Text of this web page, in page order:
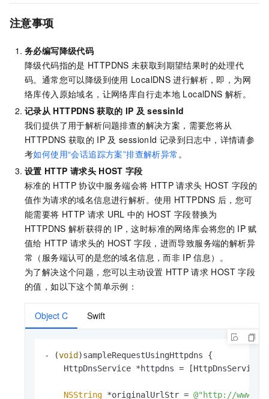
注意事项
务必编写降级代码
降级代码指的是 HTTPDNS 未获取到期望结果时的处理代
码。通常您可以降级到使用 LocalDNS 进行解析，即，为网
络库传入原始域名，让网络库自行走本地 LocalDNS 解析。
记录从 HTTPDNS 获取的 IP 及 sessinId
我们提供了用于解析问题排查的解决方案，需要您将从
HTTPDNS 获取的 IP 及 sessionId 记录到日志中，详情请参
考如何使用“会话追踪方案”排查解析异常 。
设置 HTTP 请求头 HOST 字段
标准的 HTTP 协议中服务端会将 HTTP 请求头 HOST 字段的
值作为请求的域名信息进行解析。使用 HTTPDNS 后，您可
能需要将 HTTP 请求 URL 中的 HOST 字段替换为
HTTPDNS 解析获得的 IP，这时标准的网络库会将您的 IP 赋
值给 HTTP 请求头的 HOST 字段，进而导致服务端的解析异
常（服务端认可的是您的域名信息，而非 IP 信息）。
为了解决这个问题，您可以主动设置 HTTP 请求 HOST 字段
的值，如以下这个简单示例：
Object C Swift
- (void )sampleRequestUsingHttpdns {
HttpDnsService *httpdns = [HttpDnsService
NSString *originalUrlStr = @"http://